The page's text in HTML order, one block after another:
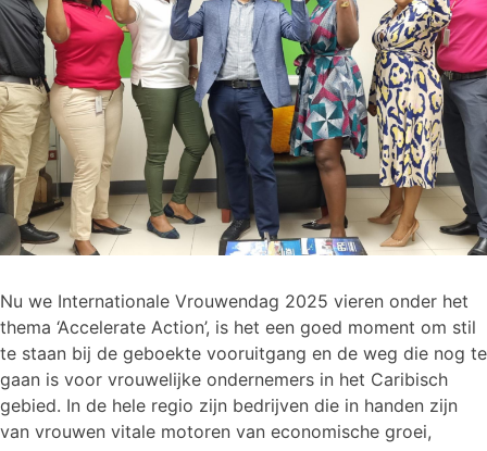
Nu we Internationale Vrouwendag 2025 vieren onder het
thema ‘Accelerate Action’, is het een goed moment om stil
te staan bij de geboekte vooruitgang en de weg die nog te
gaan is voor vrouwelijke ondernemers in het Caribisch
gebied. In de hele regio zijn bedrijven die in handen zijn
van vrouwen vitale motoren van economische groei,